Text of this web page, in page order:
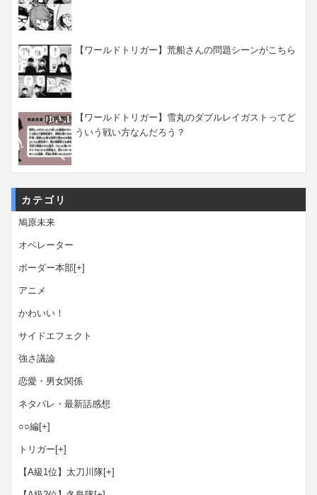
【ワールドトリガー】荒船さんの問題シーンがこちら
【ワールドトリガー】雪丸のダブルレイガストってど
ういう戦い方なんだろう？
カテゴリ
鳩原未来
オペレーター
ボーダー本部[+]
アニメ
かわいい！
サイドエフェクト
強さ議論
恋愛・男女関係
ネタバレ・最新話感想
○○編[+]
トリガー[+]
【A級1位】太刀川隊[+]